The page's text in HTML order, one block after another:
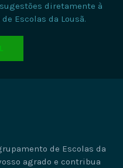
diretamente à
Escolas da Lousã.
de Escolas da
agrado e contribua